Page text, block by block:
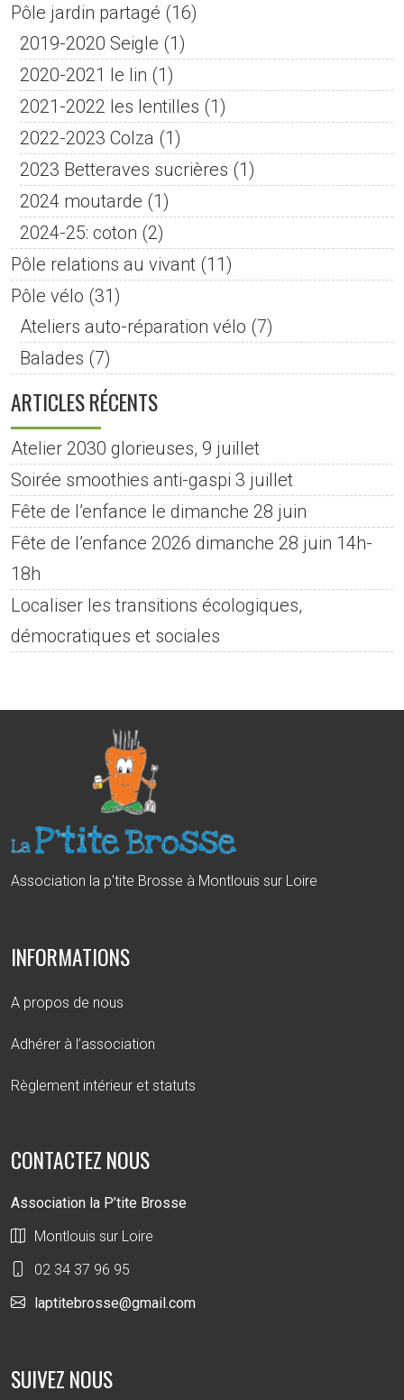
Pôle jardin partagé (16)
2019-2020 Seigle (1)
2020-2021 le lin (1)
2021-2022 les lentilles (1)
2022-2023 Colza (1)
2023 Betteraves sucrières (1)
2024 moutarde (1)
2024-25: coton (2)
Pôle relations au vivant (11)
Pôle vélo (31)
Ateliers auto-réparation vélo (7)
Balades (7)
ARTICLES RÉCENTS
Atelier 2030 glorieuses, 9 juillet
Soirée smoothies anti-gaspi 3 juillet
Fête de l’enfance le dimanche 28 juin
Fête de l’enfance 2026 dimanche 28 juin 14h-
18h
Localiser les transitions écologiques,
démocratiques et sociales
Association la p'tite Brosse à Montlouis sur Loire
INFORMATIONS
A propos de nous
Adhérer à l’association
Règlement intérieur et statuts
CONTACTEZ NOUS
Association la P’tite Brosse
Montlouis sur Loire
02 34 37 96 95
laptitebrosse@gmail.com
SUIVEZ NOUS